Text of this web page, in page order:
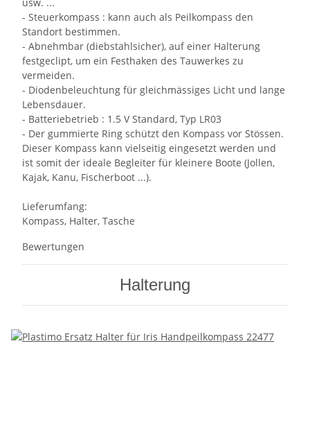
- Steuerkompass : kann auch als Peilkompass den
Standort bestimmen.
- Abnehmbar (diebstahlsicher), auf einer Halterung
festgeclipt, um ein Festhaken des Tauwerkes zu
vermeiden.
- Diodenbeleuchtung für gleichmässiges Licht und lange
Lebensdauer.
- Batteriebetrieb : 1.5 V Standard, Typ LR03
- Der gummierte Ring schützt den Kompass vor Stössen.
Dieser Kompass kann vielseitig eingesetzt werden und
ist somit der ideale Begleiter für kleinere Boote (Jollen,
Kajak, Kanu, Fischerboot ...).
Lieferumfang:
Kompass, Halter, Tasche
Bewertungen
Halterung